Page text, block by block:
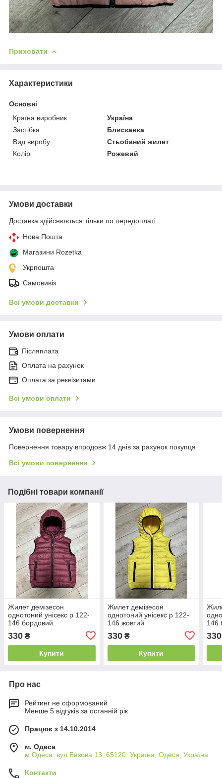
Приховати
Характеристики
Основні
Країна виробник
Україна
Застібка
Блискавка
Вид виробу
Стьобаний жилет
Колір
Рожевий
Умови доставки
Доставка здійснюється тільки по передоплаті.
Нова Пошта
Магазини Rozetka
Укрпошта
Самовивіз
Всі умови доставки
Умови оплати
Післяплата
Оплата на рахунок
Оплата за реквізитами
Всі умови оплати
Умови повернення
Повернення товару впродовж 14 днів за рахунок покупця
Всі умови повернення
Подібні товари компанії
Жилет демізесон
однотоний унісекс р 122-
146 бордовий
330 ₴
Купити
Жилет демізесон
однотоний унісекс р 122-
146 жовтий
330₴
Купити
146
330
Про нас
Рейтинг не сформований
Менше 5 відгуків за останній рік
Працює з 14.10.2014
м. Одеса
м.Одеса. вул Базова 13, 65120, Україна, Одеса, Україна
Контакти